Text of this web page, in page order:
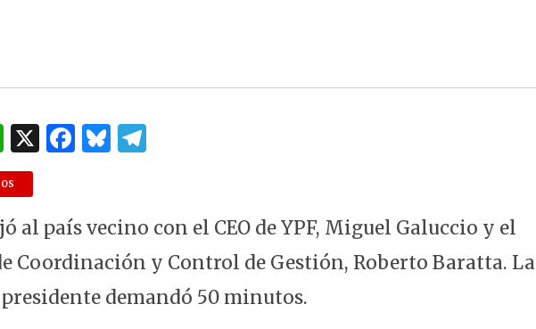
W
h
at
s
A
p
p
X F
e
b
o
o
B
k
y
g
ra
m
al país vecino con el CEO de YPF, Miguel Galuccio y el
Coordinación y Control de Gestión, Roberto Baratta. La
demandó 50 minutos.